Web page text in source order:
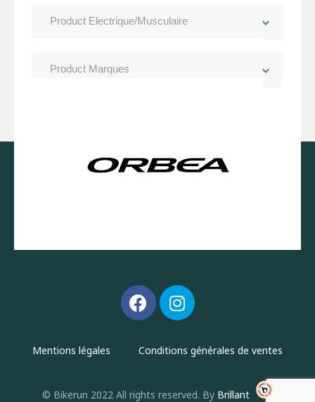
Mentions légales Conditions générales de ventes
© Bikerun 2022 All rights reserved. By Brillant